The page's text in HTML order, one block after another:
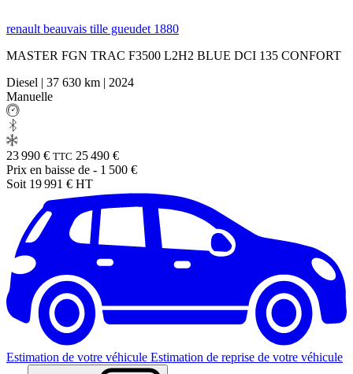
renault beauvais tille gueudet 1880
MASTER FGN TRAC F3500 L2H2 BLUE DCI 135 CONFORT
Diesel | 37 630 km | 2024
Manuelle
23 990 € TTC 25 490 €
Prix en baisse de - 1 500 €
Soit 19 991 € HT
Estimation de votre véhicule Estimation de reprise de votre véhicule